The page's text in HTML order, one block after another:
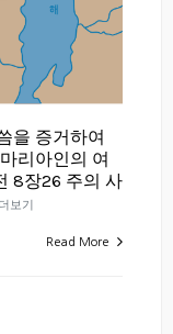
을 증거하여
리아인의 여
8장26 주의 사
더보기
Read More